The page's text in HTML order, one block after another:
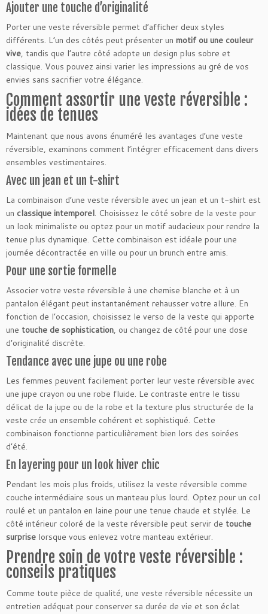
Ajouter une touche d’originalité
Porter une veste réversible permet d’afficher deux styles
différents. L’un des côtés peut présenter un motif ou une couleur
vive, tandis que l’autre côté adopte un design plus sobre et
classique. Vous pouvez ainsi varier les impressions au gré de vos
envies sans sacrifier votre élégance.
Comment assortir une veste réversible :
idées de tenues
Maintenant que nous avons énuméré les avantages d’une veste
réversible, examinons comment l’intégrer efficacement dans divers
ensembles vestimentaires.
Avec un jean et un t-shirt
La combinaison d’une veste réversible avec un jean et un t-shirt est
un classique intemporel. Choisissez le côté sobre de la veste pour
un look minimaliste ou optez pour un motif audacieux pour rendre la
tenue plus dynamique. Cette combinaison est idéale pour une
journée décontractée en ville ou pour un brunch entre amis.
Pour une sortie formelle
Associer votre veste réversible à une chemise blanche et à un
pantalon élégant peut instantanément rehausser votre allure. En
fonction de l’occasion, choisissez le verso de la veste qui apporte
une touche de sophistication, ou changez de côté pour une dose
d’originalité discrète.
Tendance avec une jupe ou une robe
Les femmes peuvent facilement porter leur veste réversible avec
une jupe crayon ou une robe fluide. Le contraste entre le tissu
délicat de la jupe ou de la robe et la texture plus structurée de la
veste crée un ensemble cohérent et sophistiqué. Cette
combinaison fonctionne particulièrement bien lors des soirées
d’été.
En layering pour un look hiver chic
Pendant les mois plus froids, utilisez la veste réversible comme
couche intermédiaire sous un manteau plus lourd. Optez pour un col
roulé et un pantalon en laine pour une tenue chaude et stylée. Le
côté intérieur coloré de la veste réversible peut servir de touche
surprise lorsque vous enlevez votre manteau extérieur.
Prendre soin de votre veste réversible :
conseils pratiques
Comme toute pièce de qualité, une veste réversible nécessite un
entretien adéquat pour conserver sa durée de vie et son éclat